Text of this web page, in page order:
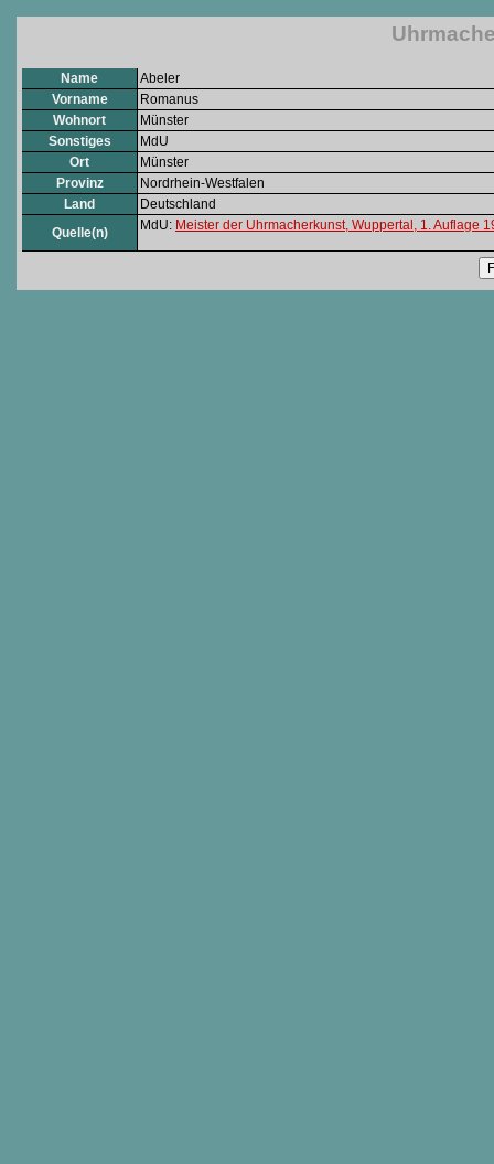
Name
Abeler
Vorname
Romanus
Wohnort
Münster
Sonstiges
MdU
Ort
Münster
Provinz
Nordrhein-Westfalen
Land
Deutschland
Quelle(n)
MdU: Meister der Uhrmacherkunst, Wuppertal, 1. Auflage